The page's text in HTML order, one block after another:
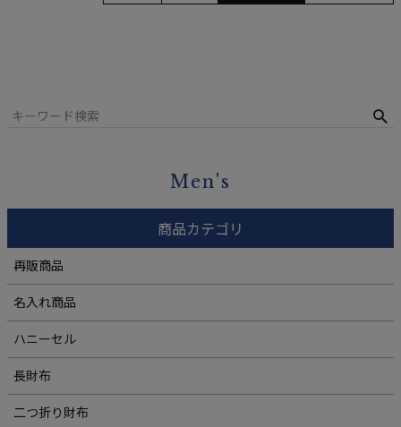
Men's
商品カテゴリ
再販商品
名入れ商品
ハニーセル
長財布
二つ折り財布